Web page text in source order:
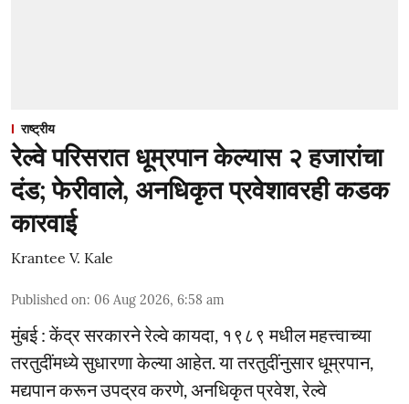
राष्ट्रीय
रेल्वे परिसरात धूम्रपान केल्यास २ हजारांचा
दंड; फेरीवाले, अनधिकृत प्रवेशावरही कडक
कारवाई
Krantee V. Kale
Published on: 06 Aug 2026, 6:58 am
मुंबई : केंद्र सरकारने रेल्वे कायदा, १९८९ मधील महत्त्वाच्या
तरतुदींमध्ये सुधारणा केल्या आहेत. या तरतुदींनुसार धूम्रपान,
मद्यपान करून उपद्रव करणे, अनधिकृत प्रवेश, रेल्वे